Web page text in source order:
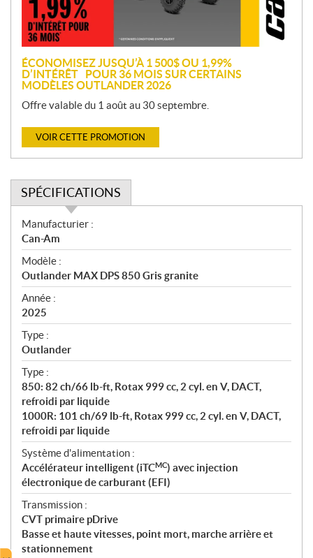
o
n
ÉCONOMISEZ JUSQU’À 1 500$ OU 1,99%
D’INTÉRÊT POUR 36 MOIS SUR CERTAINS
MODÈLES OUTLANDER 2026
Offre valable du 1 août au 30 septembre.
VOIR CETTE PROMOTION
SPÉCIFICATIONS
S
p
é
c
i
f
i
c
a
t
i
o
n
s
Manufacturier :
Can-Am
Modèle :
Outlander MAX DPS 850 Gris granite
Année :
2025
Type :
Outlander
Type :
850: 82 ch/66 lb-ft, Rotax 999 cc, 2 cyl. en V, DACT,
refroidi par liquide
1000R: 101 ch/69 lb-ft, Rotax 999 cc, 2 cyl. en V, DACT,
refroidi par liquide
Système d'alimentation :
Accélérateur intelligent (iTCMC) avec injection
électronique de carburant (EFI)
Transmission :
CVT primaire pDrive
Basse et haute vitesses, point mort, marche arrière et
stationnement